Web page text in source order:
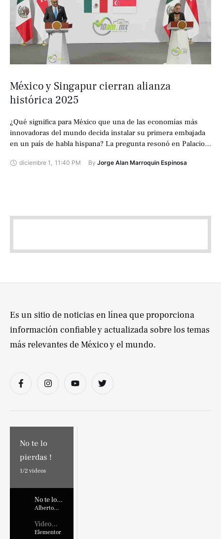
México y Singapur cierran alianza
histórica 2025
¿Qué significa para México que una de las economías más
innovadoras del mundo decida instalar su primera embajada
en un país de habla hispana? La pregunta resonó en Palacio
diciembre 1 , 11:40 PM By Jorge Alan Marroquin Espinosa
No te lo
pierdas !
1/2 videos
No te lo
pierdas !
Alberto
Video
Placehold
Elementor
Es un sitio de noticias en línea que proporciona
información confiable y actualizada sobre los temas
más relevantes de México y el mundo.